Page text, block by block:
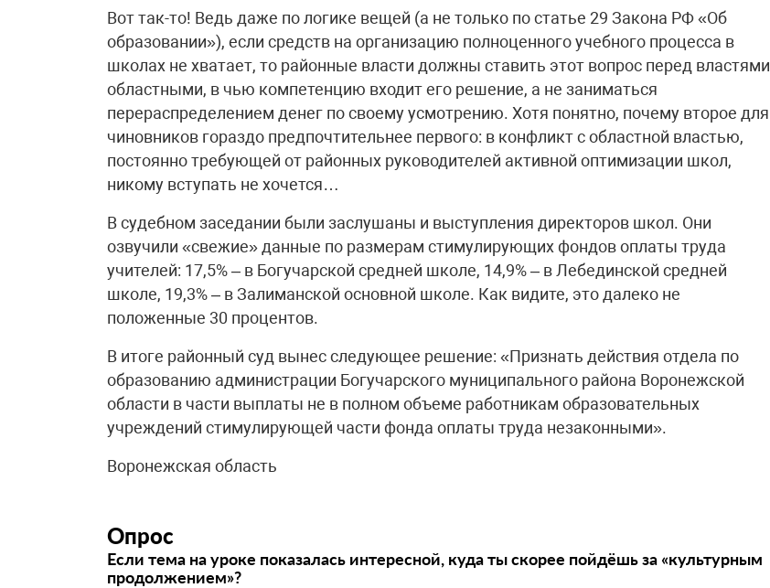
Вот так-то! Ведь даже по логике вещей (а не только по статье 29 Закона РФ «Об
образовании»), если средств на организацию полноценного учебного процесса в
школах не хватает, то районные власти должны ставить этот вопрос перед властями
областными, в чью компетенцию входит его решение, а не заниматься
перераспределением денег по своему усмотрению. Хотя понятно, почему второе для
чиновников гораздо предпочтительнее первого: в конфликт с областной властью,
постоянно требующей от районных руководителей активной оптимизации школ,
никому вступать не хочется…
В судебном заседании были заслушаны и выступления директоров школ. Они
озвучили «свежие» данные по размерам стимулирующих фондов оплаты труда
учителей: 17,5% – в Богучарской средней школе, 14,9% – в Лебединской средней
школе, 19,3% – в Залиманской основной школе. Как видите, это далеко не
положенные 30 процентов.
В итоге районный суд вынес следующее решение: «Признать действия отдела по
образованию администрации Богучарского муниципального района Воронежской
области в части выплаты не в полном объеме работникам образовательных
учреждений стимулирующей части фонда оплаты труда незаконными».
Воронежская область
Опрос
Если тема на уроке показалась интересной, куда ты скорее пойдёшь за «культурным
продолжением»?